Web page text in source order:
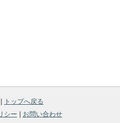
トップへ戻る
シー
お問い合わせ